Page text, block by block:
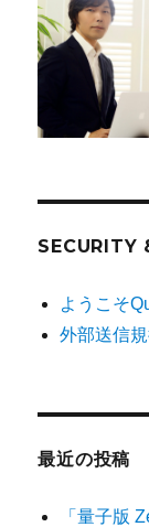
SECURITY
ようこそ
外部送信
最近の投稿
「量子版